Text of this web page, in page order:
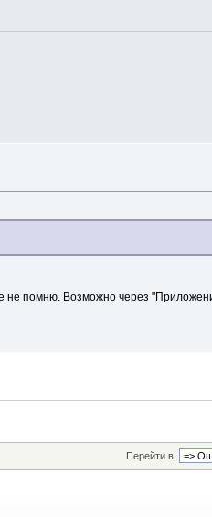
не помню. Возможно через
Перейти в: